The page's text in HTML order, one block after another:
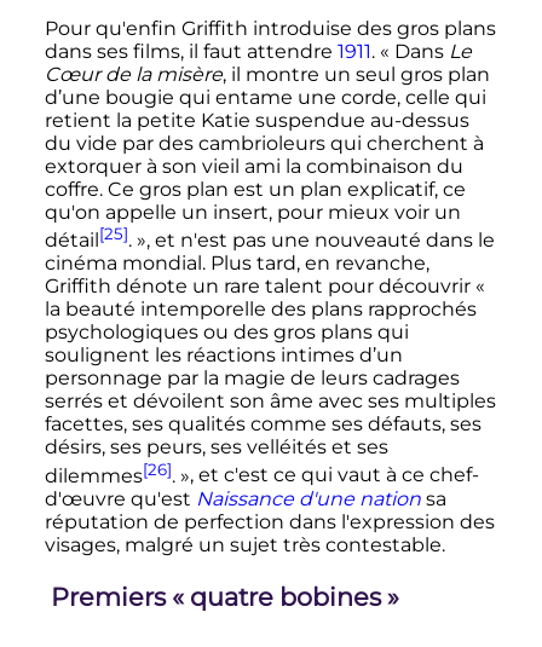
Pour qu'enfin Griffith introduise des gros plans
dans ses films, il faut attendre 1911. « Dans Le
Cœur de la misère, il montre un seul gros plan
d’une bougie qui entame une corde, celle qui
retient la petite Katie suspendue au-dessus
du vide par des cambrioleurs qui cherchent à
extorquer à son vieil ami la combinaison du
coffre. Ce gros plan est un plan explicatif, ce
qu'on appelle un insert, pour mieux voir un
détail [25]. », et n'est pas une nouveauté dans le
cinéma mondial. Plus tard, en revanche,
Griffith dénote un rare talent pour découvrir «
la beauté intemporelle des plans rapprochés
psychologiques ou des gros plans qui
soulignent les réactions intimes d’un
personnage par la magie de leurs cadrages
serrés et dévoilent son âme avec ses multiples
facettes, ses qualités comme ses défauts, ses
désirs, ses peurs, ses velléités et ses
dilemmes[26]. », et c'est ce qui vaut à ce chef-
d'œuvre qu'est Naissance d'une nationsa
réputation de perfection dans l'expression des
visages, malgré un sujet très contestable.
Premiers « quatre bobines »